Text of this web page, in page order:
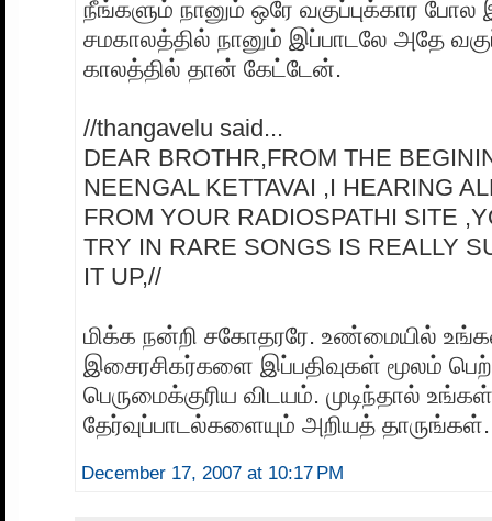
நீங்களும் நானும் ஒரே வகுப்புக்கார போல
சமகாலத்தில் நானும் இப்பாடலே அதே
காலத்தில் தான் கேட்டேன்.
//thangavelu said...
DEAR BROTHR,FROM THE
NEENGAL KETTAVAI ,I HEARING
FROM YOUR RADIOSPATHI SITE
TRY IN RARE SONGS IS REALLY
IT UP,//
மிக்க நன்றி சகோதரரே. உண்மையில்
இசைரசிகர்களை இப்பதிவுகள் மூலம்
பெருமைக்குரிய விடயம். முடிந்தால் உங்கள்
தேர்வுப்பாடல்களையும் அறியத் தாருங்கள்.
December 17, 2007 at 10:17 PM